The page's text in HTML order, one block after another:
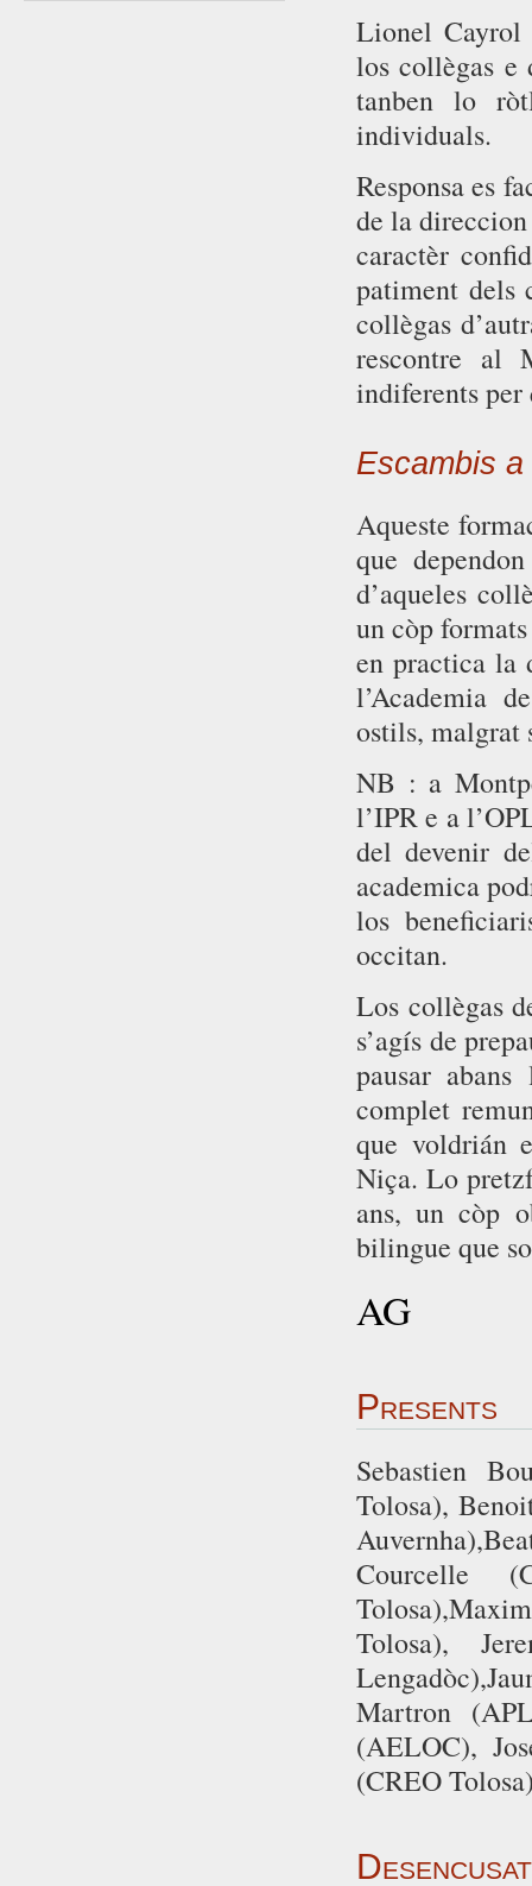
Lionel Cayrol
los collègas e
tanben lo
individuals.
Responsa es
de la
caractèr
patiment dels
collègas
rescontre al
indiferents per
Escambis
Aqueste
que
d’aqueles
un còp
en practica la
l’Academia
ostils, malgrat
NB : a
l’IPR e a
del devenir
academica
los
occitan.
Los collègas
s’agís de
pausar
complet
que voldrián
Niça. Lo
ans, un còp
bilingue que
AG
Presents
Sebastien
Tolosa),
Courcelle
Tolosa),
Martron
(AELOC),
(CREO